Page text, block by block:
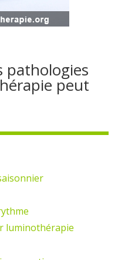
pathologies
peut
luminothérapie